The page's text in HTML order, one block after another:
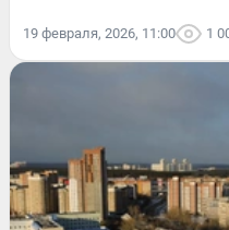
19 февраля, 2026, 11:00 1